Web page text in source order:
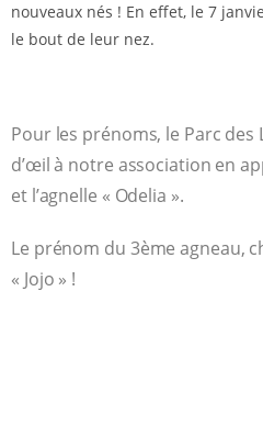
nouveaux nés ! En effet, le 7
le bout de leur nez.
Pour les prénoms, le Parc des
d’œil à notre association en
et l’agnelle « Odelia ».
Le prénom du 3ème agneau,
« Jojo